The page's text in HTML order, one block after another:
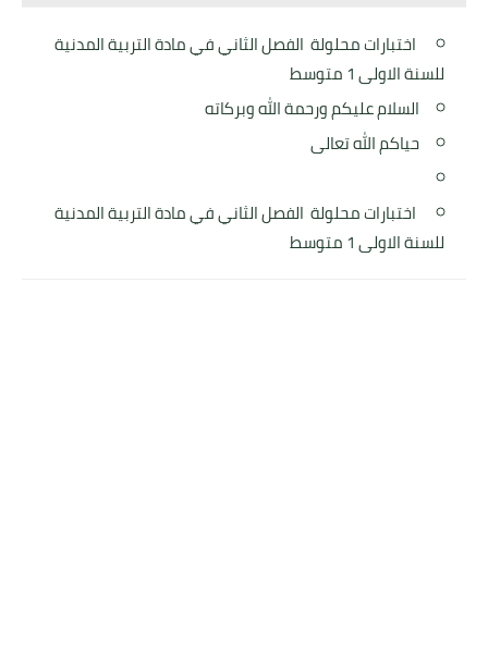
اختبارات محلولة الفصل الثاني في مادة التربية المدنية
للسنة الاولى 1 متوسط
السلام عليكم ورحمة الله وبركاته
حياكم الله تعالى
اختبارات محلولة الفصل الثاني في مادة التربية المدنية
للسنة الاولى 1 متوسط